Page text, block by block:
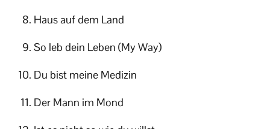
Haus auf dem Land
So leb dein Leben (My Way)
Du bist meine Medizin
Der Mann im Mond